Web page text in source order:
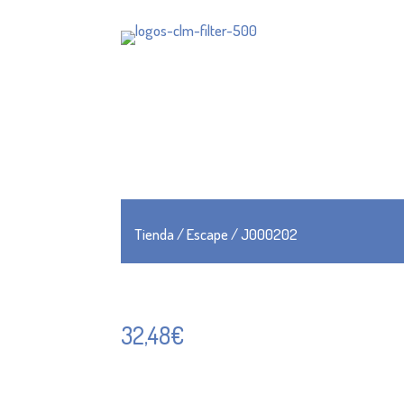
Tienda/Escape/ J000202
32,48€